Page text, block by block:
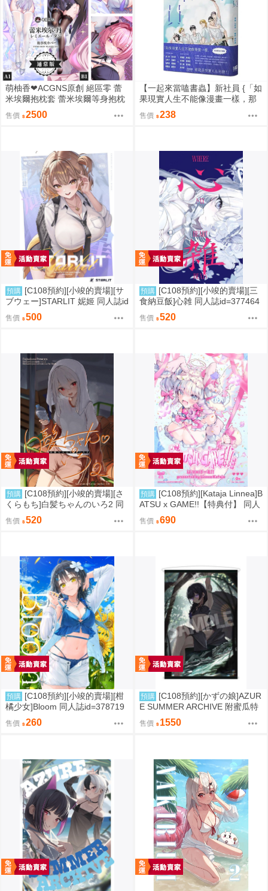
萌柚香❤ACGNS原創 絕區零 蕾
米埃爾抱枕套 蕾米埃爾等身抱枕
套 蕾米埃爾枕頭套 蕾米埃爾枕套
動漫等身抱枕套
售價 2500
【一起來當嗑書蟲】新社員 {「如
果現實人生不能像漫畫一樣，那
就是現實人生的錯！」}
售價 238
預購 [C108預約][小竣的賣場][サ
ブウェー]STARLIT 妮姬 同人誌id
=3785606
售價 500
預購 [C108預約][小竣的賣場][三
食納豆飯]心雑 同人誌id=377464
3
售價 520
預購 [C108預約][小竣的賣場][さ
くらもち]白髪ちゃんのいろ2 同
人誌id=3784093
售價 520
預購 [C108預約][Kataja Linnea]B
ATSU x GAME!!【特典付】 同人
誌id=3787280
售價 690
預購 [C108預約][小竣的賣場][柑
橘少女]Bloom 同人誌id=378719
8
售價 260
預購 [C108預約][かずの娘]AZUR
E SUMMER ARCHIVE 附蜜瓜特
典小卡+B2掛軸 蔚藍檔案 同人誌i
d=3726220
售價 1550